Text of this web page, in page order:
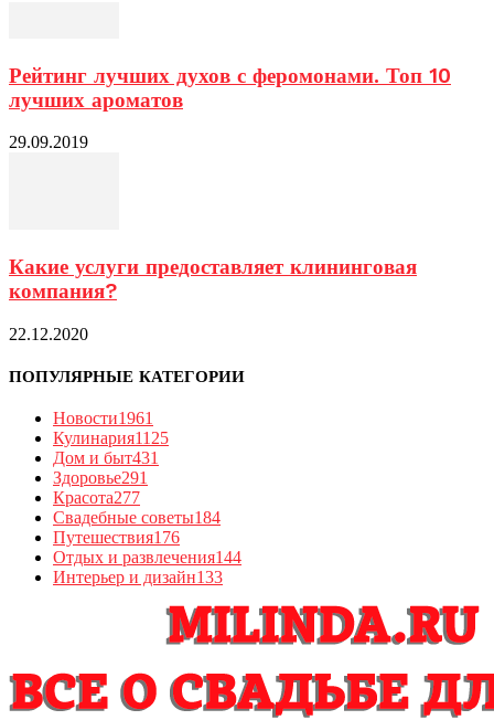
Рейтинг лучших духов с феромонами. Топ 10
лучших ароматов
29.09.2019
Какие услуги предоставляет клининговая
компания?
22.12.2020
ПОПУЛЯРНЫЕ КАТЕГОРИИ
Новости1961
Кулинария1125
Дом и быт431
Здоровье291
Красота277
Свадебные советы184
Путешествия176
Отдых и развлечения144
Интерьер и дизайн133